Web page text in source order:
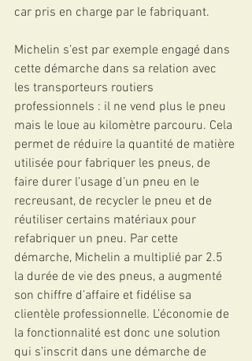
car pris en charge par le fabriquant.
Michelin s’est par exemple engagé dans
cette démarche dans sa relation avec
les transporteurs routiers
professionnels : il ne vend plus le pneu
mais le loue au kilomètre parcouru. Cela
permet de réduire la quantité de matière
utilisée pour fabriquer les pneus, de
faire durer l’usage d’un pneu en le
recreusant, de recycler le pneu et de
réutiliser certains matériaux pour
refabriquer un pneu. Par cette
démarche, Michelin a multiplié par 2.5
la durée de vie des pneus, a augmenté
son chiffre d’affaire et fidélise sa
clientèle professionnelle. L’économie de
la fonctionnalité est donc une solution
qui s’inscrit dans une démarche de